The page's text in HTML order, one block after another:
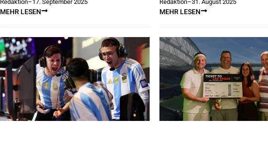
Redaktion–17. September 2025
MEHR LESEN
Redaktion–31. August 2025
MEHR LESEN